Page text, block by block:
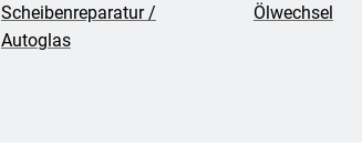
Scheibenreparatur /
Autoglas
Ölwechsel